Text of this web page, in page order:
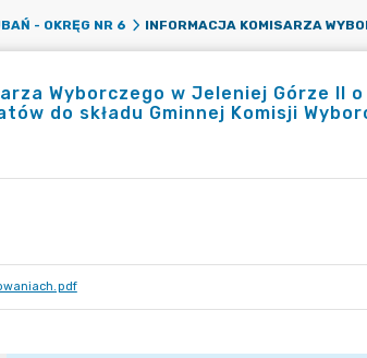
- OKRĘG NR 6
Wyborczego w Jeleniej Górze II
do składu Gminnej Komisji